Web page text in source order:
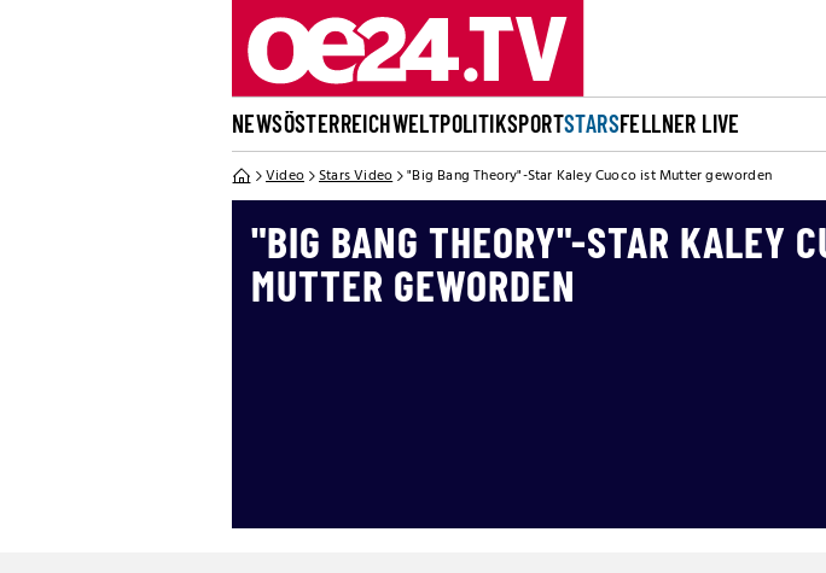
NEWSÖSTERREICHWELTPOLITIKSPORTSTARSFELLNER LIVE
Video Stars Video "Big Bang Theory"-Star Kaley Cuoco ist Mutter geworden
"BIG BANG THEORY"-STAR KALEY
MUTTER GEWORDEN